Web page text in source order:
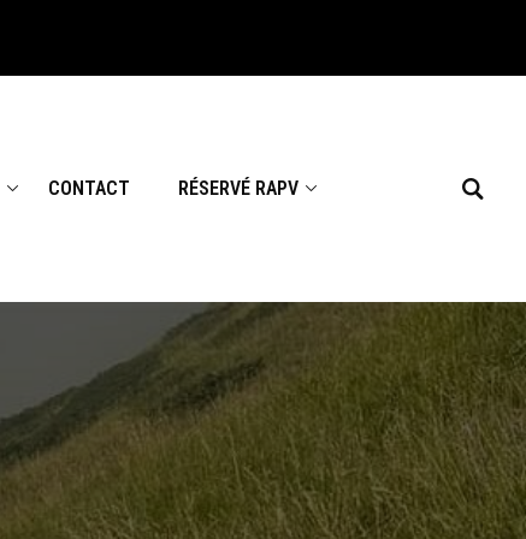
CONTACT RÉSERVÉ RAPV